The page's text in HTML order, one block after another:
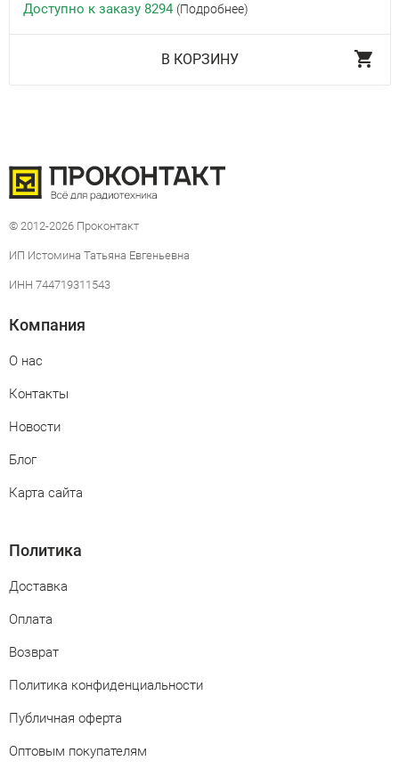
Доступно к заказу 8294 (Подробнее)
В КОРЗИНУ
© 2012-2026 Проконтакт
ИП Истомина Татьяна Евгеньевна
ИНН 744719311543
Компания
О нас
Контакты
Новости
Блог
Карта сайта
Политика
Доставка
Оплата
Возврат
Политика конфиденциальности
Публичная оферта
Оптовым покупателям